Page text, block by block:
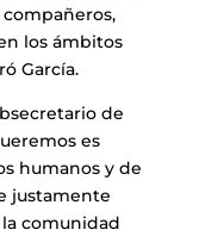
los ámbitos
García.
de
es
humanos y de
justamente
comunidad